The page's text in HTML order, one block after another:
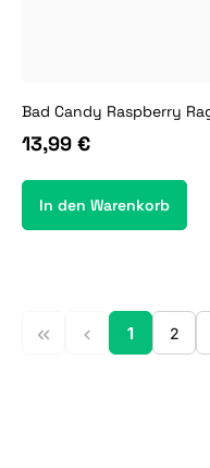
Bad Candy Raspberry
13,99 €
In den Warenkorb
Seite
1
Seite
2